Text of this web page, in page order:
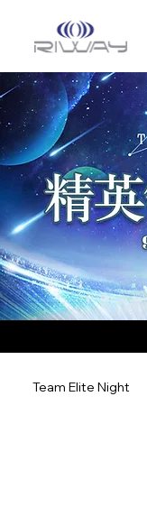
Team Elite Night